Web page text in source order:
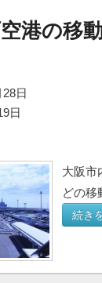
港の移
日
日
大阪市
どの移
続き